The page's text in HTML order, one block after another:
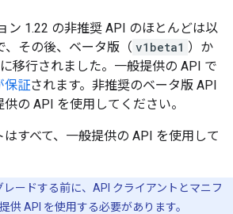
ン 1.22 の非推奨 API のほとんどは以
、その後、ベータ版（ v1beta1 ）か
移行されました。一般提供の API で
保証されます。非推奨のベータ版 API
の API を使用してください。
すべて、一般提供の API を使用して
レードする前に、API クライアントとマニフ
供 API を使用する必要があります。